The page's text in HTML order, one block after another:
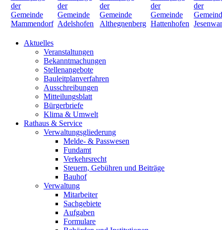
Aktuelles
Veranstaltungen
Bekanntmachungen
Stellenangebote
Bauleitplanverfahren
Ausschreibungen
Mitteilungsblatt
Bürgerbriefe
Klima & Umwelt
Rathaus & Service
Verwaltungsgliederung
Melde- & Passwesen
Fundamt
Verkehrsrecht
Steuern, Gebühren und Beiträge
Bauhof
Verwaltung
Mitarbeiter
Sachgebiete
Aufgaben
Formulare